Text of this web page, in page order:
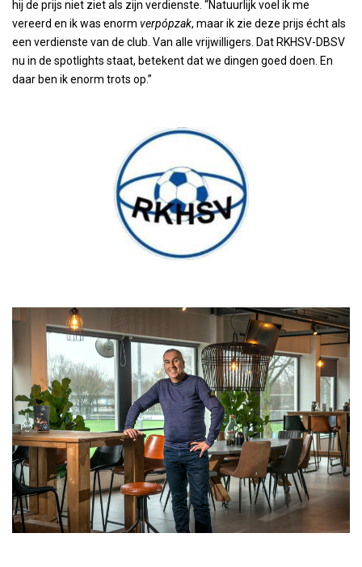
hij de prijs niet ziet als zijn verdienste. “Natuurlijk voel ik me
vereerd en ik was enorm verpópzak, maar ik zie deze prijs écht als
een verdienste van de club. Van alle vrijwilligers. Dat RKHSV-DBSV
nu in de spotlights staat, betekent dat we dingen goed doen. En
daar ben ik enorm trots op.”